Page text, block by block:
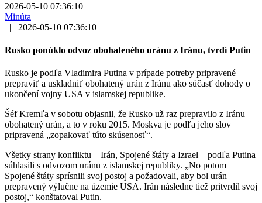
2026-05-10 07:36:10
Minúta
|
2026-05-10 07:36:10
Rusko ponúklo odvoz obohateného uránu z Iránu, tvrdí Putin
Rusko je podľa Vladimira Putina v prípade potreby pripravené
prepraviť a uskladniť obohatený urán z Iránu ako súčasť dohody o
ukončení vojny USA v islamskej republike.
Šéf Kremľa v sobotu objasnil, že Rusko už raz prepravilo z Iránu
obohatený urán, a to v roku 2015. Moskva je podľa jeho slov
pripravená „zopakovať túto skúsenosť“.
Všetky strany konfliktu – Irán, Spojené štáty a Izrael – podľa Putina
súhlasili s odvozom uránu z islamskej republiky. „No potom
Spojené štáty sprísnili svoj postoj a požadovali, aby bol urán
prepravený výlučne na územie USA. Irán následne tiež pritvrdil svoj
postoj,“ konštatoval Putin.